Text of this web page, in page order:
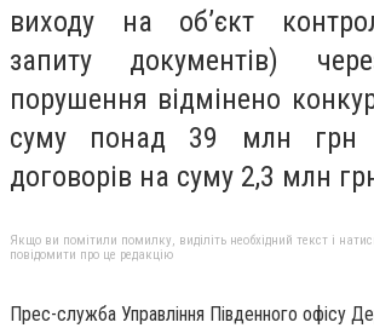
виходу на об’єкт
запиту документів)
порушення відмінено
суму понад 39 млн грн
договорів на суму 2,3 млн
Якщо ви помітили помилку, виділіть необхідний текст і
повідомити про це редакцію
Прес-служба Управління Південного офісу